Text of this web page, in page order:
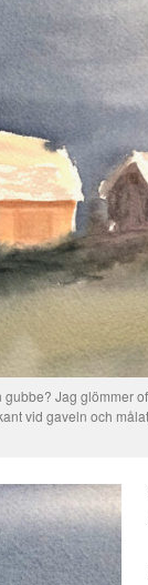
Jag glömmer
vid gaveln och